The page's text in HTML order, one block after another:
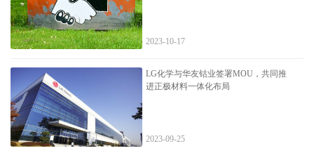
2023-10-17
LG化学与华友钴业签署MOU，共同推
进正极材料一体化布局
2023-09-25